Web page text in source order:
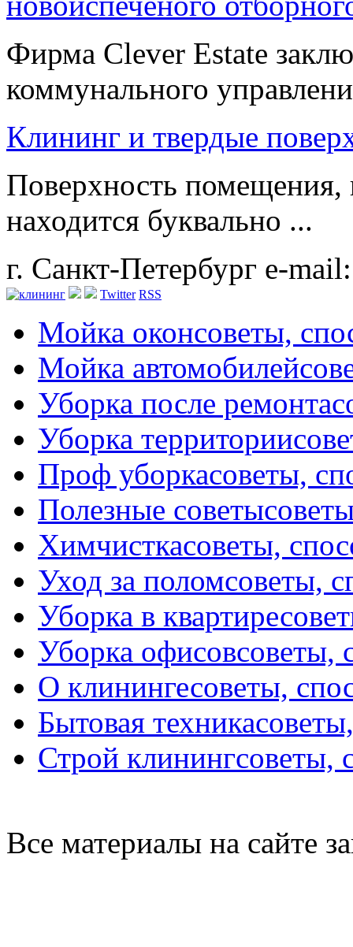
Фирма Clever Estate
коммунального
Клининг и твердые
Поверхность помещения,
находится буквально ...
г. Санкт-Петербург e-
Twitter RSS
Мойка оконсоветы,
Мойка автомобилей
Уборка после ремонта
Уборка территории
Проф уборкасоветы,
Полезные советы
Химчисткасоветы,
Уход за поломсоветы,
Уборка в квартире
Уборка офисовсоветы,
О клинингесоветы,
Бытовая техника
Строй клинингсоветы,
Все материалы на сайте